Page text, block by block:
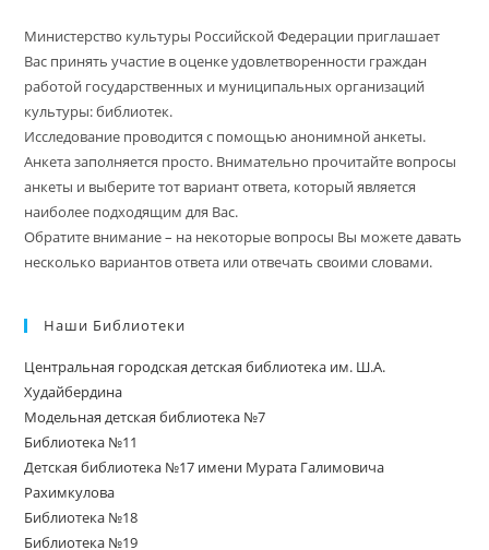
Министерство культуры Российской Федерации приглашает
Вас принять участие в оценке удовлетворенности граждан
работой государственных и муниципальных организаций
культуры: библиотек.
Исследование проводится с помощью анонимной анкеты.
Анкета заполняется просто. Внимательно прочитайте вопросы
анкеты и выберите тот вариант ответа, который является
наиболее подходящим для Вас.
Обратите внимание – на некоторые вопросы Вы можете давать
несколько вариантов ответа или отвечать своими словами.
Наши Библиотеки
Центральная городская детская библиотека им. Ш.А.
Худайбердина
Модельная детская библиотека №7
Библиотека №11
Детская библиотека №17 имени Мурата Галимовича
Рахимкулова
Библиотека №18
Библиотека №19